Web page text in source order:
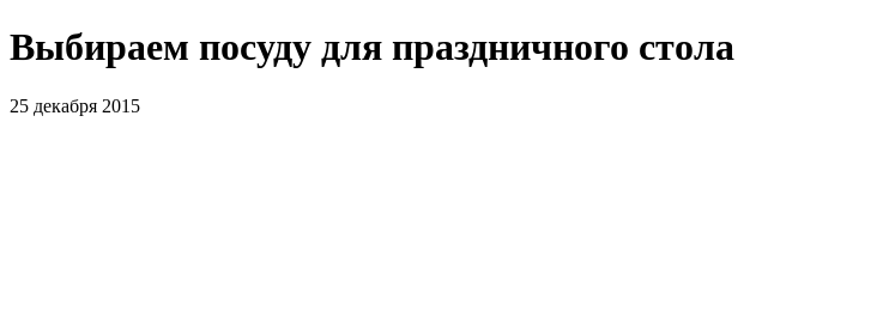
Выбираем посуду для праздничного стола
25 декабря 2015